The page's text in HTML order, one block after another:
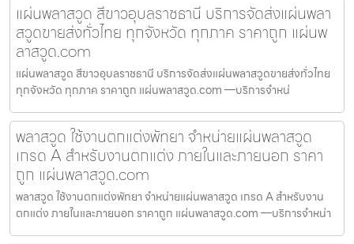
แผ่นพลาสวูด สีขาวอุบลราชธานี บริการจัดส่งแผ่นพลา
สวูดขายส่งทั่วไทย ทุกจังหวัด ทุกภาค ราคาถูก แผ่นพ
ลาสวูด.com
แผ่นพลาสวูด สีขาวอุบลราชธานี บริการจัดส่งแผ่นพลาสวูดขายส่งทั่วไทย
ทุกจังหวัด ทุกภาค ราคาถูก แผ่นพลาสวูด.com —บริการจำหน่
พลาสวูด ใช้งานตกแต่งพัทยา จำหน่ายแผ่นพลาสวูด
เกรด A สำหรับงานตกแต่ง ภายในและภายนอก ราคา
ถูก แผ่นพลาสวูด.com
พลาสวูด ใช้งานตกแต่งพัทยา จำหน่ายแผ่นพลาสวูด เกรด A สำหรับงาน
ตกแต่ง ภายในและภายนอก ราคาถูก แผ่นพลาสวูด.com —บริการจำหน่า